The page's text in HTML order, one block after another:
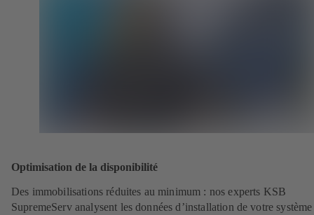
Optimisation de la disponibilité
Des immobilisations réduites au minimum : nos experts KSB
SupremeServ analysent les données d’installation de votre